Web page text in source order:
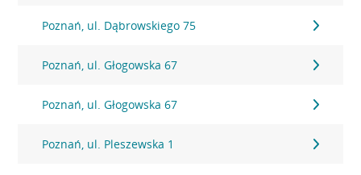
Poznań, ul. Dąbrowskiego 75
Poznań, ul. Głogowska 67
Poznań, ul. Głogowska 67
Poznań, ul. Pleszewska 1